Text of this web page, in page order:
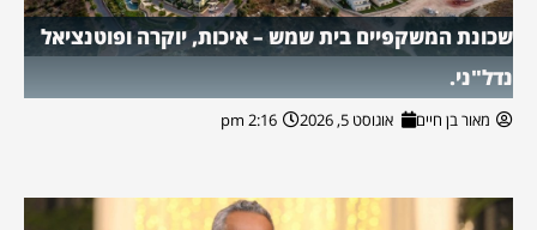
שכונת המשקפיים בית שמש – איכות, יוקרה ופוטנציאל
נדל"ני.
מאור בן חיים אוגוסט 5, 2026 2:16 pm